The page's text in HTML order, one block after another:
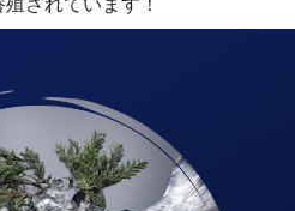
されています！